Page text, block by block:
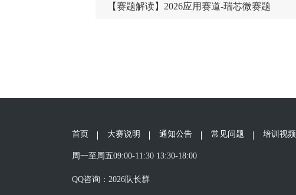
【赛题解读】2026应用赛道-瑞芯微赛题
首页 大赛说明 通知公告 常见问题 培训视频
周一至周五09:00-11:30 13:30-18:00
QQ咨询：2026队长群